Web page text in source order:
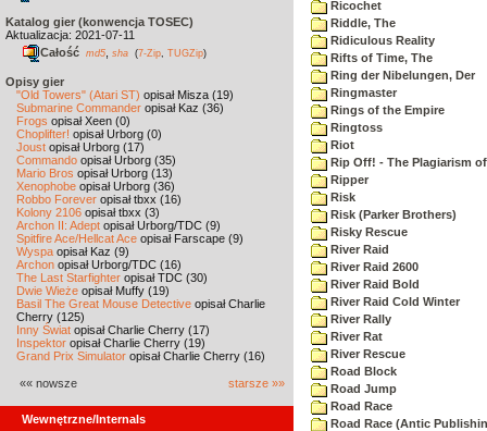
Katalog gier (konwencja TOSEC)
Aktualizacja: 2021-07-11
Całość md5 sha (7-Zip TUGZip)
Opisy gier
"Old Towers" (Atari ST) opisał Misza (19)
Submarine Commander opisał Kaz (36)
Frogs opisał Xeen (0)
Choplifter! opisał Urborg (0)
Joust opisał Urborg (17)
Commando opisał Urborg (35)
Mario Bros opisał Urborg (13)
Xenophobe opisał Urborg (36)
Robbo Forever opisał tbxx (16)
Kolony 2106 opisał tbxx (3)
Archon II: Adept opisał Urborg/TDC (9)
Spitfire Ace/Hellcat Ace opisał Farscape (9)
Wyspa opisał Kaz (9)
Archon opisał Urborg/TDC (16)
The Last Starfighter opisał TDC (30)
Dwie Wieże opisał Muffy (19)
Basil The Great Mouse Detective opisał Charlie
Cherry (125)
Inny Świat opisał Charlie Cherry (17)
Inspektor opisał Charlie Cherry (19)
Grand Prix Simulator opisał Charlie Cherry (16)
«« nowsze starsze »»
Wewnętrzne/Internals
Ricochet
Riddle, The
Ridiculous Reality
Rifts of Time, The
Ring der Nibelungen, Der
Ringmaster
Rings of the Empire
Ringtoss
Riot
Rip Off! - The Plagiarism of
Ripper
Risk
Risk (Parker Brothers)
Risky Rescue
River Raid
River Raid 2600
River Raid Bold
River Raid Cold Winter
River Rally
River Rat
River Rescue
Road Block
Road Jump
Road Race
Road Race (Antic